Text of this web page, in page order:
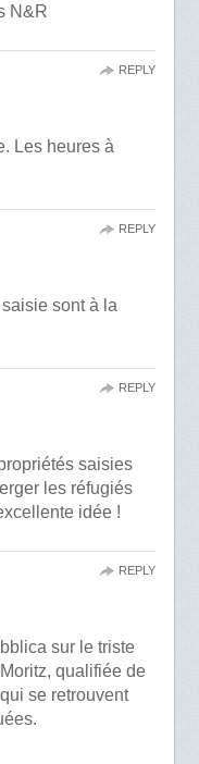
N&R
Les heures à
REPLY
sont à la
REPLY
saisies
les réfugiés
idée !
REPLY
sur le triste
qualifiée de
se retrouvent
REPLY